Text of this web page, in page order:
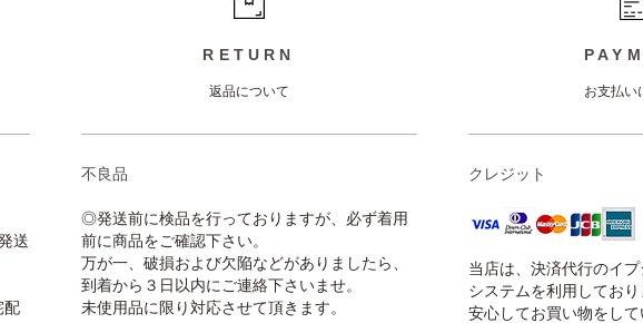
送
配
RETURN
返品について
不良品
◎発送前に検品を行っておりますが、必ず着用
前に商品をご確認下さい。
万が一、破損および欠陥などがありましたら、
到着から３日以内にご連絡下さいませ。
未使用品に限り対応させて頂きます。
お支払い
クレジット
当店は、決済代行のイ
システムを利用しており
安心してお買い物をし